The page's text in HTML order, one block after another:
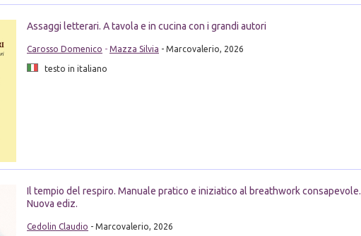
Assaggi letterari. A tavola e in cucina con i grandi autori
Carosso Domenico - Mazza Silvia - Marcovalerio, 2026
testo in italiano
Il tempio del respiro. Manuale pratico e iniziatico al breathwork consapevole.
Nuova ediz.
Cedolin Claudio - Marcovalerio, 2026